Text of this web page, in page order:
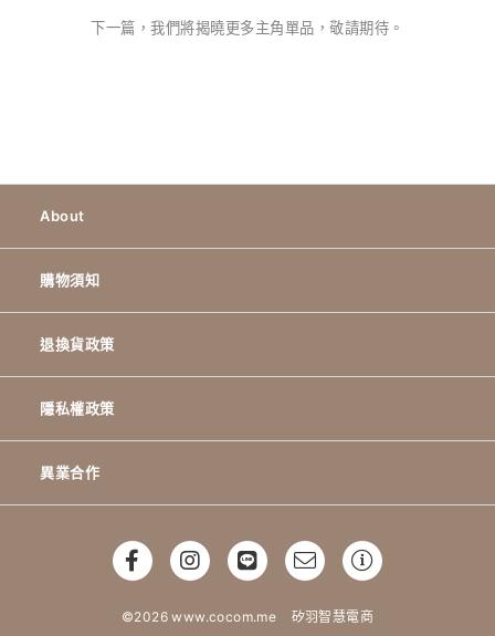
下一篇，我們將揭曉更多主角單品，敬請期待。
About
購物須知
退換貨政策
隱私權政策
異業合作
©2026 www.cocom.me 矽羽智慧電商